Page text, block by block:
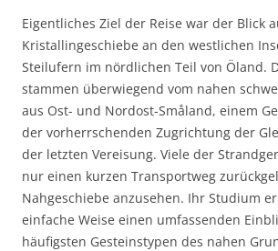
Eigentliches Ziel der Reise war der Blick
Kristallingeschiebe an den westlichen
Steilufern im nördlichen Teil von Öland.
stammen überwiegend vom nahen
aus Ost- und Nordost-Småland, einem
der vorherrschenden Zugrichtung der
der letzten Vereisung. Viele der
nur einen kurzen Transportweg
Nahgeschiebe anzusehen. Ihr Studium
einfache Weise einen umfassenden
häufigsten Gesteinstypen des nahen